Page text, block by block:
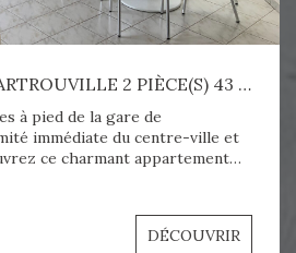
APPARTEMENT SARTROUVILLE 2 PIÈCE(S) 43 M2
à pied de la gare de
immédiate du centre-ville et
ce charmant appartement
se compose d'une entrée
balcon, cuisine aménagée
trouverez la salle de bains avec
DÉCOUVRIR